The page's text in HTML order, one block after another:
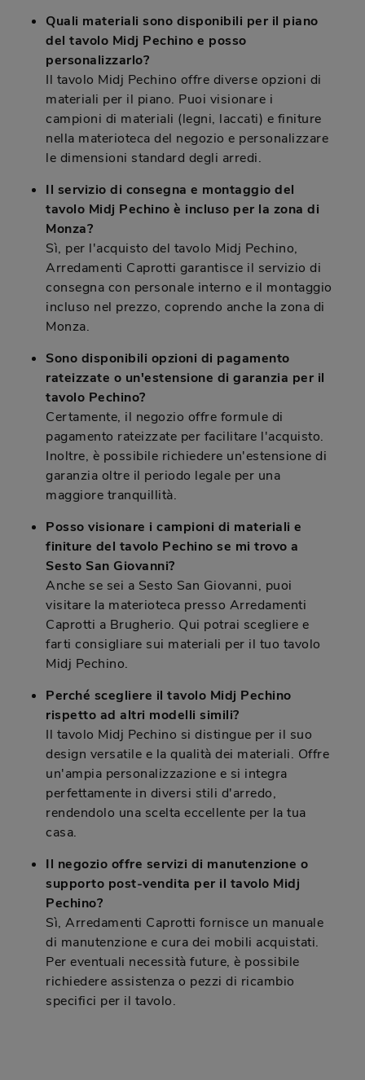
Quali materiali sono disponibili per il piano
del tavolo Midj Pechino e posso
personalizzarlo?
Il tavolo Midj Pechino offre diverse opzioni di
materiali per il piano. Puoi visionare i
campioni di materiali (legni, laccati) e finiture
nella materioteca del negozio e personalizzare
le dimensioni standard degli arredi.
Il servizio di consegna e montaggio del
tavolo Midj Pechino è incluso per la zona di
Monza?
Sì, per l'acquisto del tavolo Midj Pechino,
Arredamenti Caprotti garantisce il servizio di
consegna con personale interno e il montaggio
incluso nel prezzo, coprendo anche la zona di
Monza.
Sono disponibili opzioni di pagamento
rateizzate o un'estensione di garanzia per il
tavolo Pechino?
Certamente, il negozio offre formule di
pagamento rateizzate per facilitare l'acquisto.
Inoltre, è possibile richiedere un'estensione di
garanzia oltre il periodo legale per una
maggiore tranquillità.
Posso visionare i campioni di materiali e
finiture del tavolo Pechino se mi trovo a
Sesto San Giovanni?
Anche se sei a Sesto San Giovanni, puoi
visitare la materioteca presso Arredamenti
Caprotti a Brugherio. Qui potrai scegliere e
farti consigliare sui materiali per il tuo tavolo
Midj Pechino.
Perché scegliere il tavolo Midj Pechino
rispetto ad altri modelli simili?
Il tavolo Midj Pechino si distingue per il suo
design versatile e la qualità dei materiali. Offre
un'ampia personalizzazione e si integra
perfettamente in diversi stili d'arredo,
rendendolo una scelta eccellente per la tua
casa.
Il negozio offre servizi di manutenzione o
supporto post-vendita per il tavolo Midj
Pechino?
Sì, Arredamenti Caprotti fornisce un manuale
di manutenzione e cura dei mobili acquistati.
Per eventuali necessità future, è possibile
richiedere assistenza o pezzi di ricambio
specifici per il tavolo.